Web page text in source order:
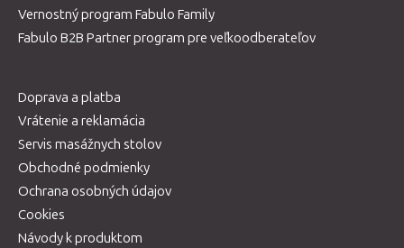
Vernostný program Fabulo Family
Fabulo B2B Partner program pre veľkoodberateľov
Doprava a platba
Vrátenie a reklamácia
Servis masážnych stolov
Obchodné podmienky
Ochrana osobných údajov
Cookies
Návody k produktom